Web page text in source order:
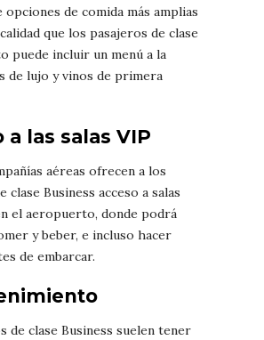
de comida más amplias
que los pasajeros de clase
puede incluir un menú a la
de lujo y vinos de primera
a las salas VIP
aéreas ofrecen a los
clase Business acceso a salas
el aeropuerto, donde podrá
y beber, e incluso hacer
de embarcar.
de clase Business suelen tener